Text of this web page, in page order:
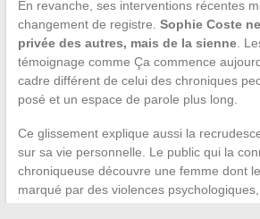
En revanche, ses interventions récentes
changement de registre. Sophie Coste
privée des autres, mais de la sienne.
témoignage comme Ça commence
cadre différent de celui des chroniques
posé et un espace de parole plus long.
Ce glissement explique aussi la
sur sa vie personnelle. Le public qui la
chroniqueuse découvre une femme dont
marqué par des violences